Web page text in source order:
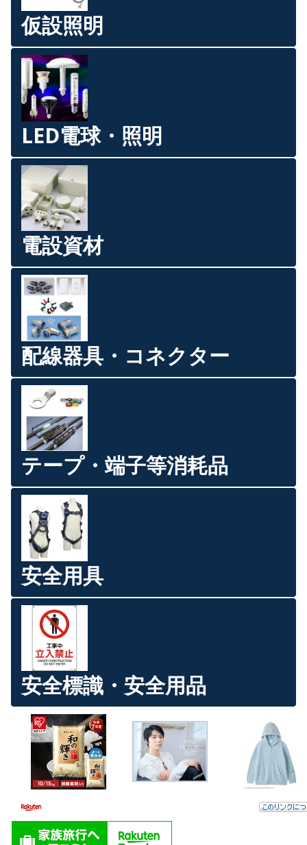
仮設照明
LED電球・照明
電設資材
配線器具・コネクター
テープ・端子等消耗品
安全用具
安全標識・安全用品